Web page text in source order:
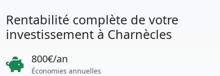
Rentabilité complète de votre
investissement à Charnècles
800€/an
Économies annuelles